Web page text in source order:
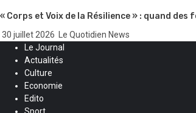
« Corps et Voix de la Résilience » : quand
30 juillet 2026
Le Quotidien News
Le Journal
Actualités
Culture
Economie
Edito
Sport